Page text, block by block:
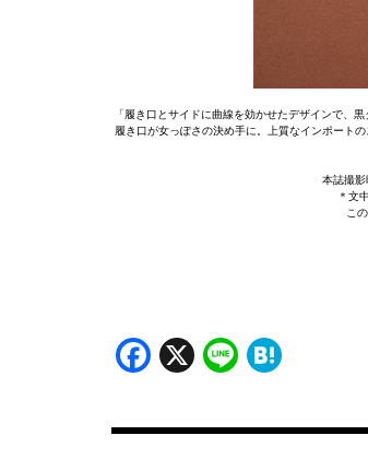
「履き口とサイドに曲線を効かせたデザインで、
履き口が女っぽさの決め手に。上質なインポート
本誌撮
＊文
こ
Facebook
X Line